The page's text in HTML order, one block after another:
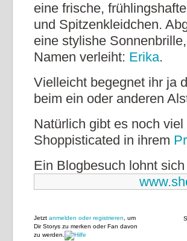
eine frische,
und Spitzenkleidchen.
eine stylishe
Namen verleiht: Erika.
Vielleicht begegnet ihr ja
beim ein oder anderen
Natürlich gibt es noch
Shoppisticated in ihrem
Ein Blogbesuch lohnt
Jetzt anmelden oder registrieren , um
Dir Storys zu merken oder Fan davon
zu werden.